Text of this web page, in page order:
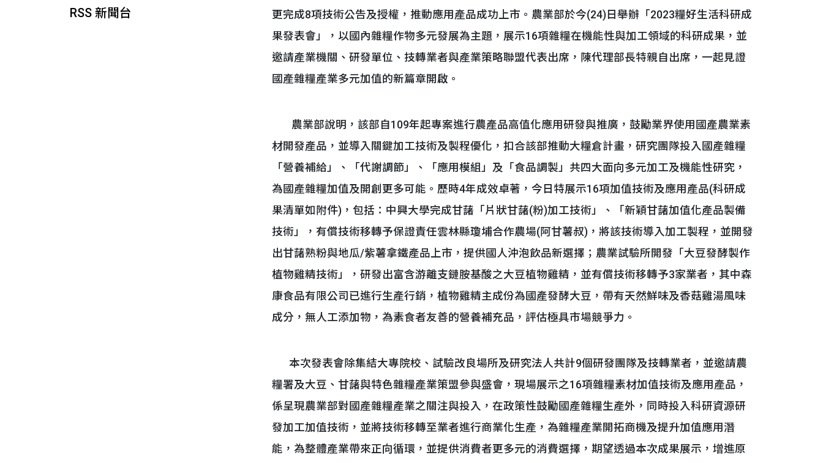
RSS 新聞台
更完成8項技術公告及授權，推動應用產品成功上市。農業部於今(24)日舉辦「2023糧好生活科研成
果發表會」，以國內雜糧作物多元發展為主題，展示16項雜糧在機能性與加工領域的科研成果，並
邀請產業機關、研發單位、技轉業者與產業策略聯盟代表出席，陳代理部長特親自出席，一起見證
國產雜糧產業多元加值的新篇章開啟。
農業部說明，該部自109年起專案進行農產品高值化應用研發與推廣，鼓勵業界使用國產農業素
材開發產品，並導入關鍵加工技術及製程優化，扣合該部推動大糧倉計畫，研究團隊投入國產雜糧
「營養補給」、「代謝調節」、「應用模組」及「食品調製」共四大面向多元加工及機能性研究，
為國產雜糧加值及開創更多可能。歷時4年成效卓著，今日特展示16項加值技術及應用產品(科研成
果清單如附件)，包括：中興大學完成甘藷「片狀甘藷(粉)加工技術」、「新穎甘藷加值化產品製備
技術」，有償技術移轉予保證責任雲林縣瓊埔合作農場(阿甘薯叔)，將該技術導入加工製程，並開發
出甘藷熟粉與地瓜/紫薯拿鐵產品上市，提供國人沖泡飲品新選擇；農業試驗所開發「大豆發酵製作
植物雞精技術」，研發出富含游離支鏈胺基酸之大豆植物雞精，並有償技術移轉予3家業者，其中森
康食品有限公司已進行生產行銷，植物雞精主成份為國產發酵大豆，帶有天然鮮味及香菇雞湯風味
成分，無人工添加物，為素食者友善的營養補充品，評估極具市場競爭力。
本次發表會除集結大專院校、試驗改良場所及研究法人共計9個研發團隊及技轉業者，並邀請農
糧署及大豆、甘藷與特色雜糧產業策盟參與盛會，現場展示之16項雜糧素材加值技術及應用產品，
係呈現農業部對國產雜糧產業之關注與投入，在政策性鼓勵國產雜糧生產外，同時投入科研資源研
發加工加值技術，並將技術移轉至業者進行商業化生產，為雜糧產業開拓商機及提升加值應用潛
能，為整體產業帶來正向循環，並提供消費者更多元的消費選擇，期望透過本次成果展示，增進原